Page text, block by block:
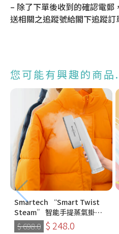
– 除了下單後收到的確認電
送相關之追蹤號給閣下追蹤訂
您可能有興趣的商品
Smartech “Smart Twist
Steam” 智能手提蒸氣掛燙
機 (SS-8108)
$ 698.0 $ 248.0